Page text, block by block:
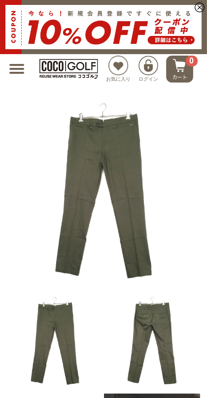
お気に入り ログイン
0
新規会員登録でクーポンプレゼント